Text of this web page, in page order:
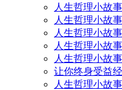
人生哲理小故
人生哲理小故
人生哲理小故
人生哲理小故
人生哲理小故
让你终身受益
人生哲理小故